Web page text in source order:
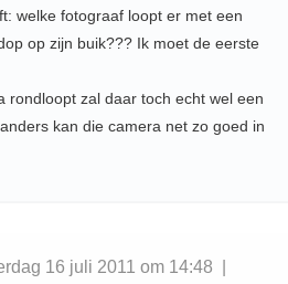
welke fotograaf loopt er met een
op zijn buik??? Ik moet de eerste
rondloopt zal daar toch echt wel een
kan die camera net zo goed in
16 juli 2011 om 14:48 |